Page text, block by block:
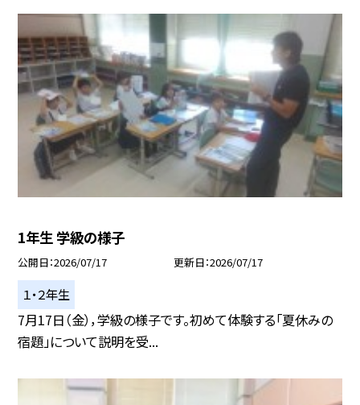
1年生 学級の様子
公開日 2026/07/17 更新日 2026/07/17
１・２年生
7月17日（金），学級の様子です。初めて体験する「夏休みの
宿題」について説明を受...